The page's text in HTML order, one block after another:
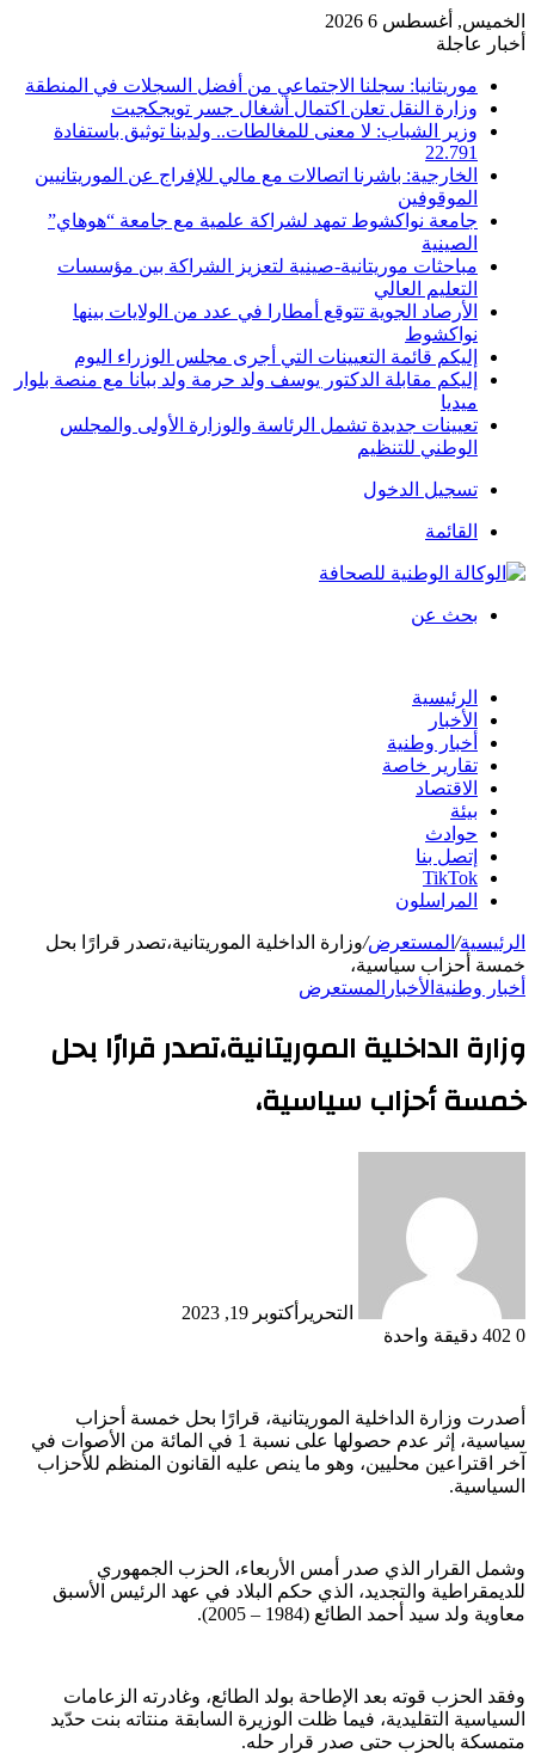
الخميس, أغسطس 6 2026
أخبار عاجلة
موريتانيا: سجلنا الاجتماعي من أفضل السجلات في المنطقة
وزارة النقل تعلن اكتمال أشغال جسر تويجكجيت
وزير الشباب: لا معنى للمغالطات.. ولدينا توثيق باستفادة
22.791
الخارجية: باشرنا اتصالات مع مالي للإفراج عن الموريتانيين
الموقوفين
جامعة نواكشوط تمهد لشراكة علمية مع جامعة “هوهاي”
الصينية
مباحثات موريتانية-صينية لتعزيز الشراكة بين مؤسسات
التعليم العالي
الأرصاد الجوية تتوقع أمطارا في عدد من الولايات بينها
نواكشوط
إليكم قائمة التعيينات التي أجرى مجلس الوزراء اليوم
إليكم مقابلة الدكتور يوسف ولد حرمة ولد ببانا مع منصة بلوار
ميديا
تعيينات جديدة تشمل الرئاسة والوزارة الأولى والمجلس
الوطني للتنظيم
تسجيل الدخول
القائمة
بحث عن
الرئيسية
الأخبار
أخبار وطنية
تقارير خاصة
الاقتصاد
بيئة
حوادث
إتصل بنا
TikTok
المراسلون
الرئيسية/ المستعرض/وزارة الداخلية الموريتانية،تصدر قرارًا بحل
خمسة أحزاب سياسية،
أخبار وطنية الأخبار المستعرض
وزارة الداخلية الموريتانية،تصدر قرارًا بحل
خمسة أحزاب سياسية،
التحرير أكتوبر 19, 2023
0
دقيقة واحدة
أصدرت وزارة الداخلية الموريتانية، قرارًا بحل خمسة أحزاب
سياسية، إثر عدم حصولها على نسبة 1 في المائة من الأصوات في
آخر اقتراعين محليين، وهو ما ينص عليه القانون المنظم للأحزاب
السياسية.
وشمل القرار الذي صدر أمس الأربعاء، الحزب الجمهوري
للديمقراطية والتجديد، الذي حكم البلاد في عهد الرئيس الأسبق
معاوية ولد سيد أحمد الطائع (1984 – 2005).
وفقد الحزب قوته بعد الإطاحة بولد الطائع، وغادرته الزعامات
السياسية التقليدية، فيما ظلت الوزيرة السابقة منتاته بنت حدّيد
متمسكة بالحزب حتى صدر قرار حله.